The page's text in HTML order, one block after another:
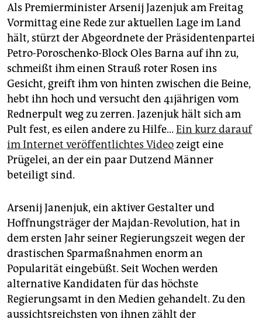
unterstützen
abo
genossenschaft
epaper login
Als Premierminister Arsenij Jazenjuk am Freitag
Vormittag eine Rede zur aktuellen Lage im Land
hält, stürzt der Abgeordnete der Präsidentenpartei
Petro-Poroschenko-Block Oles Barna auf ihn zu,
schmeißt ihm einen Strauß roter Rosen ins
Gesicht, greift ihm von hinten zwischen die Beine,
hebt ihn hoch und versucht den 41jährigen vom
Rednerpult weg zu zerren. Jazenjuk hält sich am
Pult fest, es eilen andere zu Hilfe... Ein kurz darauf
im Internet veröffentlichtes Videozeigt eine
Prügelei, an der ein paar Dutzend Männer
beteiligt sind.
Arsenij Janenjuk, ein aktiver Gestalter und
Hoffnungsträger der Majdan-Revolution, hat in
dem ersten Jahr seiner Regierungszeit wegen der
drastischen Sparmaßnahmen enorm an
Popularität eingebüßt. Seit Wochen werden
alternative Kandidaten für das höchste
Regierungsamt in den Medien gehandelt. Zu den
aussichtsreichsten von ihnen zählt der